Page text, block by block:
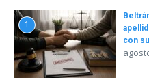
1
con